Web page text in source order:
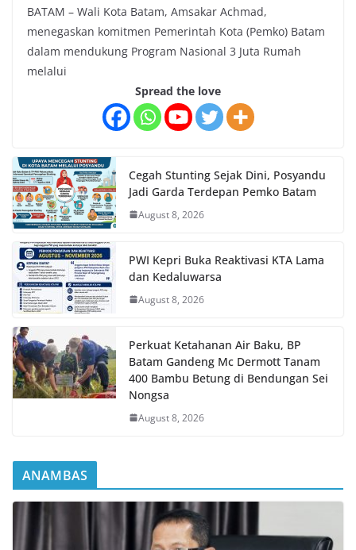
BATAM – Wali Kota Batam, Amsakar Achmad,
menegaskan komitmen Pemerintah Kota (Pemko) Batam
dalam mendukung Program Nasional 3 Juta Rumah
melalui
Spread the love
Cegah Stunting Sejak Dini, Posyandu
Jadi Garda Terdepan Pemko Batam
August 8, 2026
PWI Kepri Buka Reaktivasi KTA Lama
dan Kedaluwarsa
August 8, 2026
Perkuat Ketahanan Air Baku, BP
Batam Gandeng Mc Dermott Tanam
400 Bambu Betung di Bendungan Sei
Nongsa
August 8, 2026
ANAMBAS